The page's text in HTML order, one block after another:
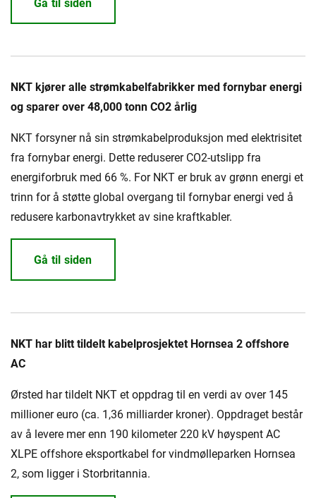
Gå til siden
NKT kjører alle strømkabelfabrikker med fornybar energi
og sparer over 48,000 tonn CO2 årlig
NKT forsyner nå sin strømkabelproduksjon med elektrisitet
fra fornybar energi. Dette reduserer CO2-utslipp fra
energiforbruk med 66 %. For NKT er bruk av grønn energi et
trinn for å støtte global overgang til fornybar energi ved å
redusere karbonavtrykket av sine kraftkabler.
Gå til siden
NKT har blitt tildelt kabelprosjektet Hornsea 2 offshore
AC
Ørsted har tildelt NKT et oppdrag til en verdi av over 145
millioner euro (ca. 1,36 milliarder kroner). Oppdraget består
av å levere mer enn 190 kilometer 220 kV høyspent AC
XLPE offshore eksportkabel for vindmølleparken Hornsea
2, som ligger i Storbritannia.